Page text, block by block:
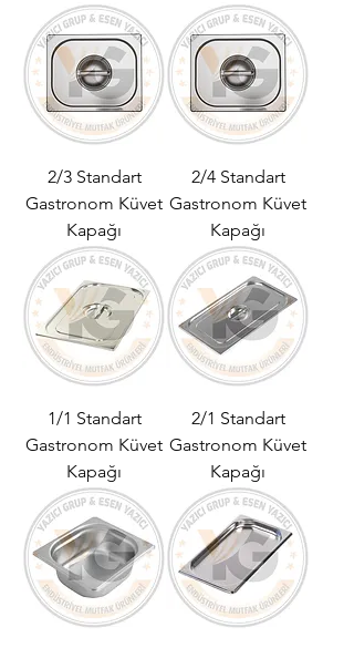
2/3 Standart
Gastronom Küvet
Kapağı
2/4 Standart
Gastronom Küvet
Kapağı
1/1 Standart
Gastronom Küvet
Kapağı
2/1 Standart
Gastronom Küvet
Kapağı